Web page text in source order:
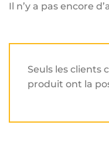
Il n’y a pas encore
Seuls les clients
produit ont la